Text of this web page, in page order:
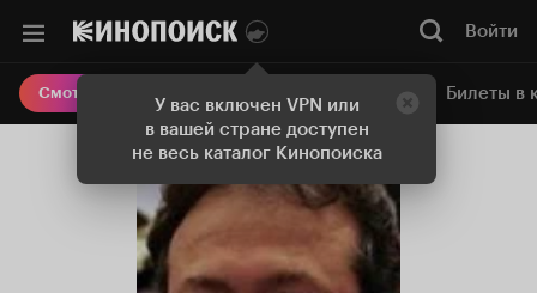
У вас включен VPN или
в вашей стране доступен
не весь каталог Кинопоиска
Войти
Смотреть кино Онлайн-кинотеатр Билеты в